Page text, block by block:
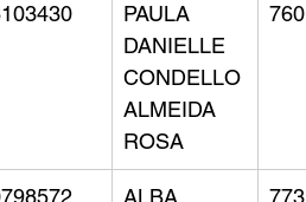
PAULA
DANIELLE
CONDELLO
ALMEIDA
ROSA
760
ALBA
773